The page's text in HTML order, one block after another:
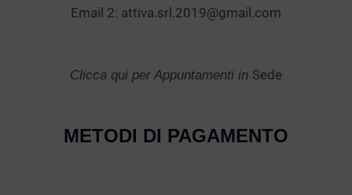
Email 2: attiva.srl.2019@gmail.com
Clicca qui per Appuntamenti in Sede
METODI DI PAGAMENTO